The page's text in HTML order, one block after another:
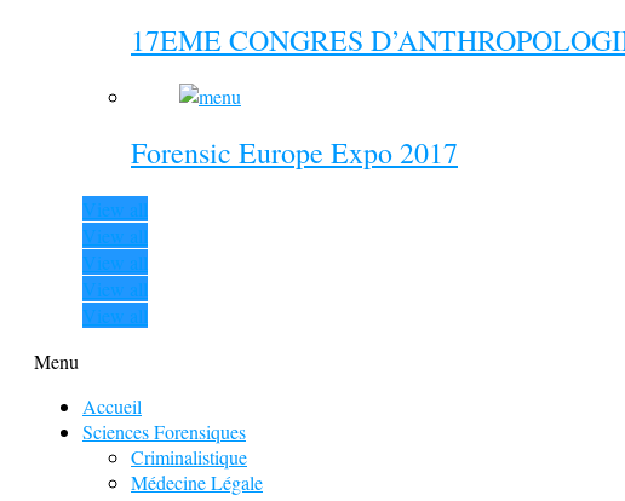
17EME CONGRES
Forensic Europe Expo 2017
View all
View all
View all
View all
View all
Menu
Accueil
Sciences Forensiques
Criminalistique
Médecine Légale